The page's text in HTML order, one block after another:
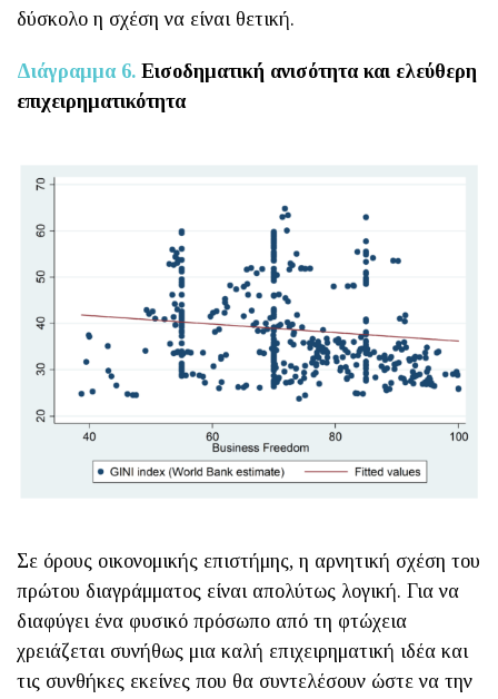
δύσκολο η σχέση να είναι θετική.
Διάγραμμα 6. Εισοδηματική ανισότητα και ελεύθερη
επιχειρηματικότητα
Σε όρους οικονομικής επιστήμης, η αρνητική σχέση του
πρώτου διαγράμματος είναι απολύτως λογική. Για να
διαφύγει ένα φυσικό πρόσωπο από τη φτώχεια
χρειάζεται συνήθως μια καλή επιχειρηματική ιδέα και
τις συνθήκες εκείνες που θα συντελέσουν ώστε να την